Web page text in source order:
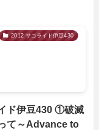
2012 サコライド伊豆430
ド伊豆430 ①破滅
て～Advance to